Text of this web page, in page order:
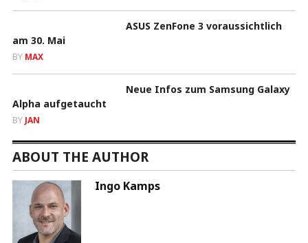
ASUS ZenFone 3 voraussichtlich
am 30. Mai
BY MAX
Neue Infos zum Samsung Galaxy
Alpha aufgetaucht
BY JAN
ABOUT THE AUTHOR
Ingo Kamps